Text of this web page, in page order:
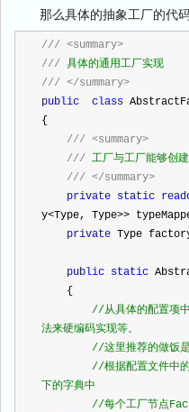
那么具体的抽象工厂的代码
/// <summary>
/// 具体的通用工厂实现
/// </summary>
public
class
{
/// <summary>
/// 工厂与工厂能够创
/// </summary>
private static
y<Type, Type>>
private Type
public static
    {
//从具体的配置项
法来硬编码实现等。
//这里推荐的做饭
//根据配置文件
下的字典中
//每个工厂节点